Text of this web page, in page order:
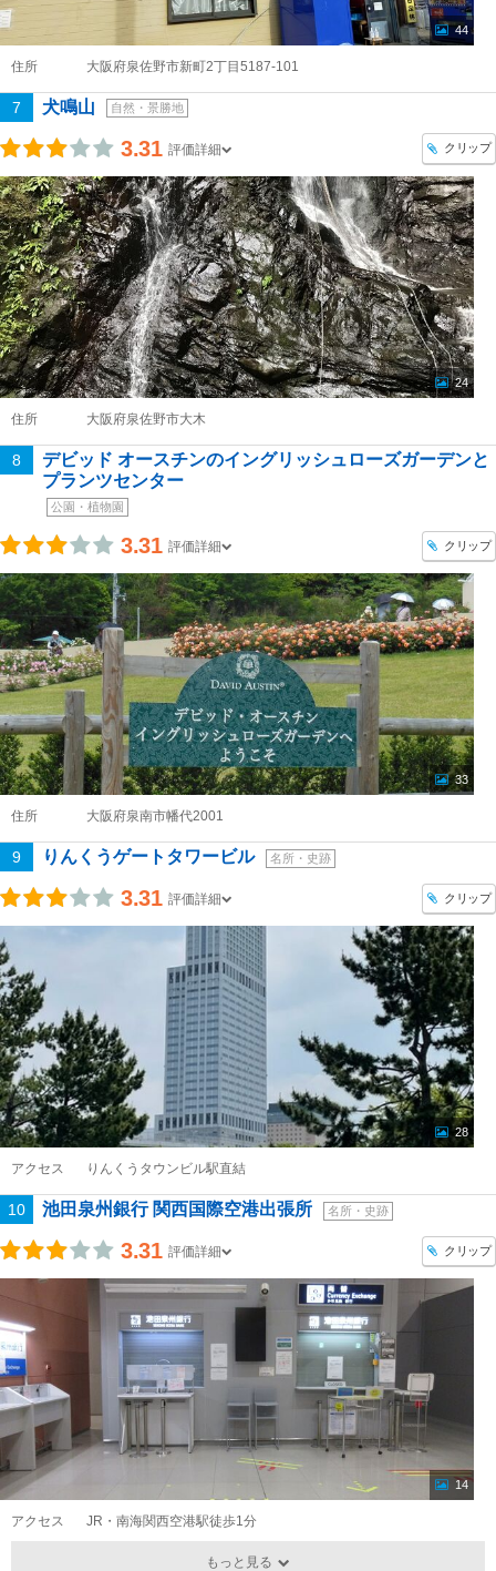
44
住所 大阪府泉佐野市新町2丁目5187-101
7 犬鳴山 自然・景勝地
3.31 評価詳細 クリップ
24
住所 大阪府泉佐野市大木
8
デビッド オースチンのイングリッシュローズガーデンと
プランツセンター
公園・植物園
3.31 評価詳細 クリップ
33
住所 大阪府泉南市幡代2001
9 りんくうゲートタワービル 名所・史跡
3.31 評価詳細 クリップ
28
アクセス りんくうタウンビル駅直結
10 池田泉州銀行 関西国際空港出張所 名所・史跡
3.31 評価詳細 クリップ
14
アクセス JR・南海関西空港駅徒歩1分
もっと見る